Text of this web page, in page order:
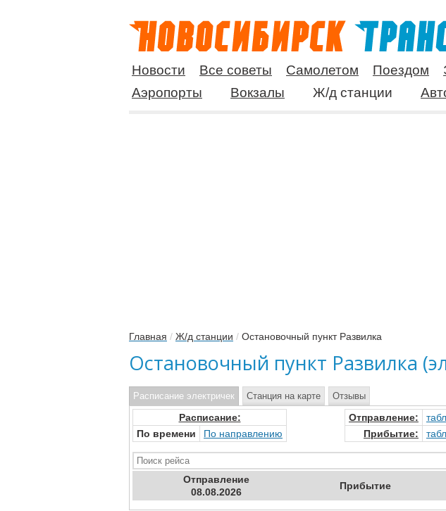
Новости Все советы Самолетом Поездом
Аэропорты
Вокзалы Ж/д станции
Главная / Ж/д станции / Остановочный пункт Развилка
Остановочный пункт Развилка
Расписание электричек
Расписание:
По времени
По направлению
Отправление:
Прибытие:
Отправление
08.08.2026
Прибытие
Станция на карте Отзывы